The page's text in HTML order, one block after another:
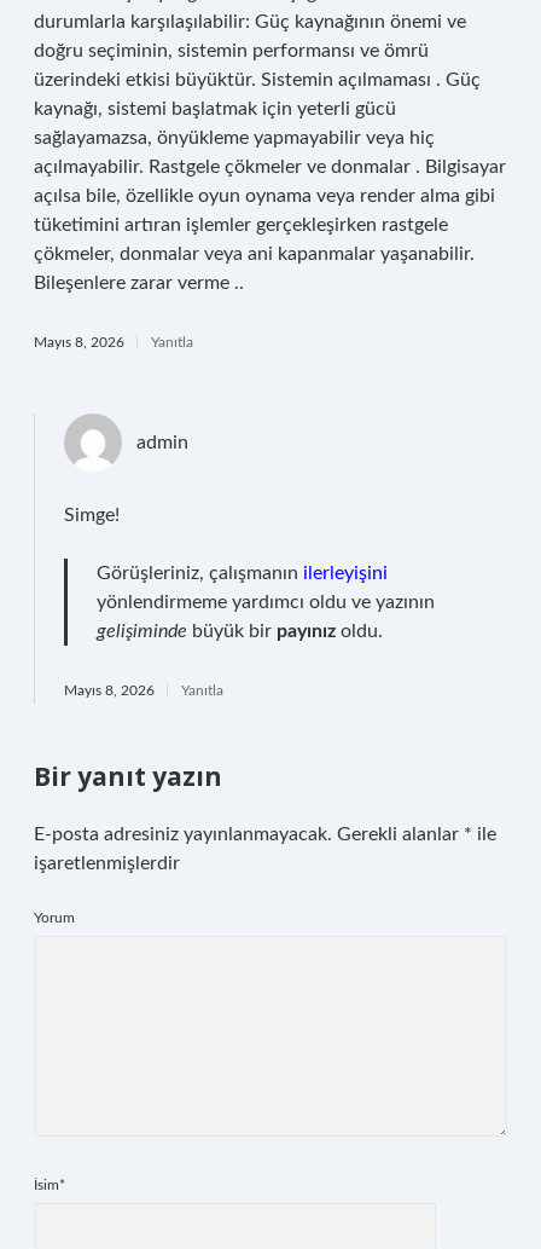
durumlarla karşılaşılabilir: Güç kaynağının önemi ve
doğru seçiminin, sistemin performansı ve ömrü
üzerindeki etkisi büyüktür. Sistemin açılmaması . Güç
kaynağı, sistemi başlatmak için yeterli gücü
sağlayamazsa, önyükleme yapmayabilir veya hiç
açılmayabilir. Rastgele çökmeler ve donmalar . Bilgisayar
açılsa bile, özellikle oyun oynama veya render alma gibi
tüketimini artıran işlemler gerçekleşirken rastgele
çökmeler, donmalar veya ani kapanmalar yaşanabilir.
Bileşenlere zarar verme ..
Mayıs 8, 2026 Yanıtla
admin
Simge!
Görüşleriniz, çalışmanın ilerleyişini
yönlendirmeme yardımcı oldu ve yazının
gelişiminde büyük bir payınız oldu.
Mayıs 8, 2026 Yanıtla
Bir yanıt yazın
E-posta adresiniz yayınlanmayacak. Gerekli alanlar * ile
işaretlenmişlerdir
Yorum
İsim*